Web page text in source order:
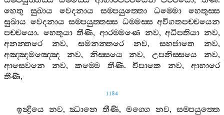
හෙතු
සුඛාය වෙදනාය සම‍්පයුත‍්තො ධම‍්මො
හෙතුස‍්ස
සුඛාය වෙදනාය සම‍්පයුත‍්තස‍්ස ධම‍්මස‍්ස අවිගතපච‍්චයෙන
පච‍්චයො. හෙතුයා තීණි,ආරම‍්මණෙ නව,අධිපතියා නව,
අනන‍්තරෙ
නව, සමනන‍්තරෙ නව, සහජාතෙ නව,
අඤ‍්ඤමඤ‍්ඤෙ
නව, නිස‍්සයෙ නව,උපනිස‍්සයෙ නව,
ආසෙවනෙ
නව, කම‍්මෙ තීණි.විපාකෙ නව,ආහාරෙ
තීණි,
1184
ඉන්‍ද්‍රියෙ නව,ඣානෙ තීණි,මග‍්ගෙ නව,සම‍්පයුත‍්තෙ